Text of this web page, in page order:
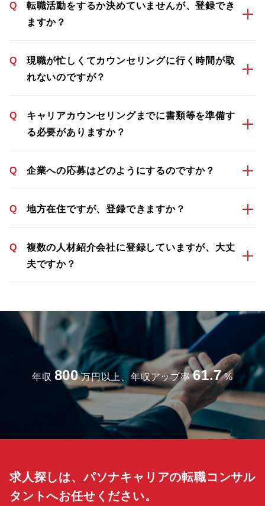
Q
転職活動をするか決めていませんが、登録でき
ますか？
Q
現職が忙しくてカウンセリングに行く時間が取
れないのですが？
Q
キャリアカウンセリングまでに書類等を準備す
る必要がありますか？
Q 企業への応募はどのようにするのですか？
Q 地方在住ですが、登録できますか？
Q
複数の人材紹介会社に登録していますが、大丈
夫ですか？
年収 800 万円以上、年収アップ率 61.7 %
求人探しは、パソナキャリアの転職コンサル
タントへお任せください。